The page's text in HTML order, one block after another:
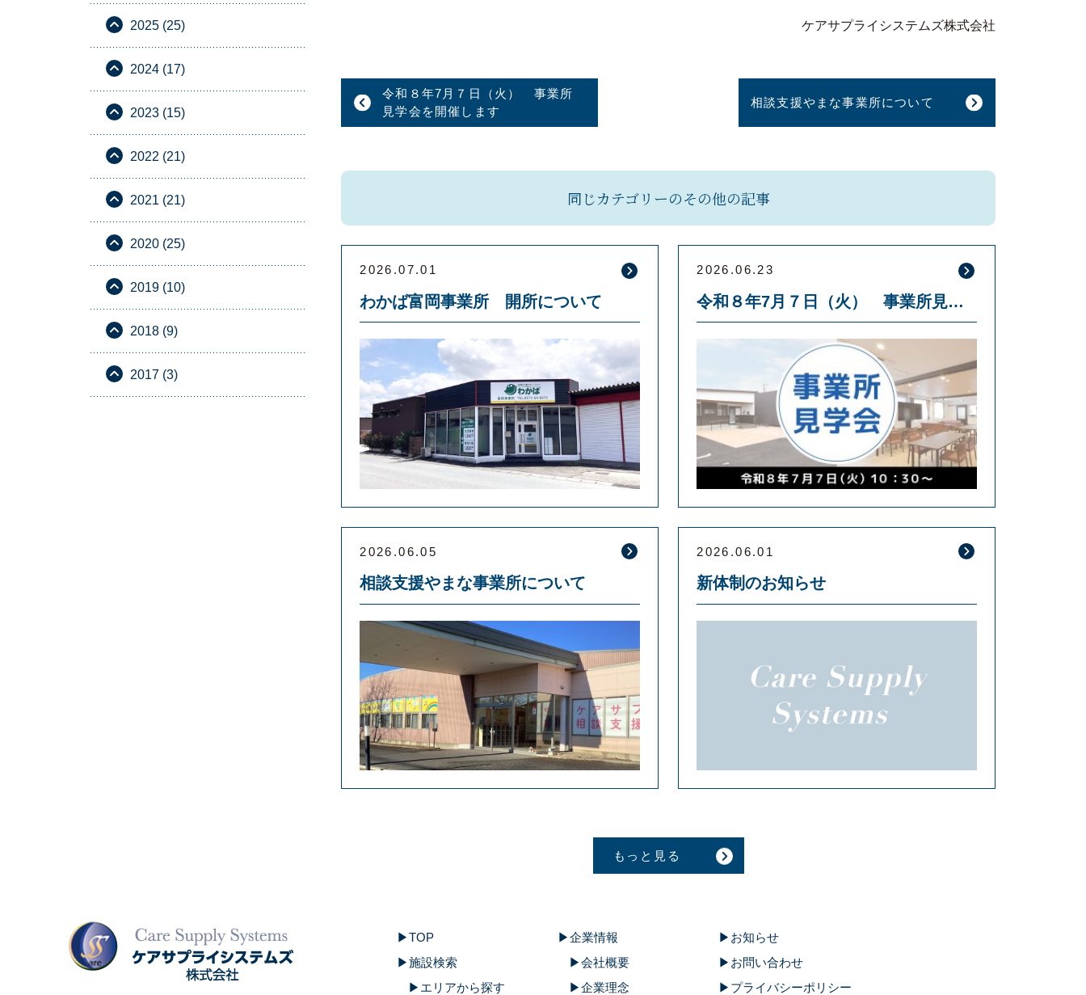
ケアサプライシステムズ株式会社
令和８年7月７日（火） 事業所
見学会を開催します
相談支援やまな事業所について
同じカテゴリーのその他の記事
2026.07.01
わかば富岡事業所 開所について
2026.06.23
令和８年7月７日（火） 事業所見学会を開催します
2026.06.05
相談支援やまな事業所について
2026.06.01
新体制のお知らせ
もっと見る
2025 (25)
2024 (17)
2023 (15)
2022 (21)
2021 (21)
2020 (25)
2019 (10)
2018 (9)
2017 (3)
TOP
施設検索
エリアから探す
企業情報
会社概要
企業理念
お知らせ
お問い合わせ
プライバシーポリシー